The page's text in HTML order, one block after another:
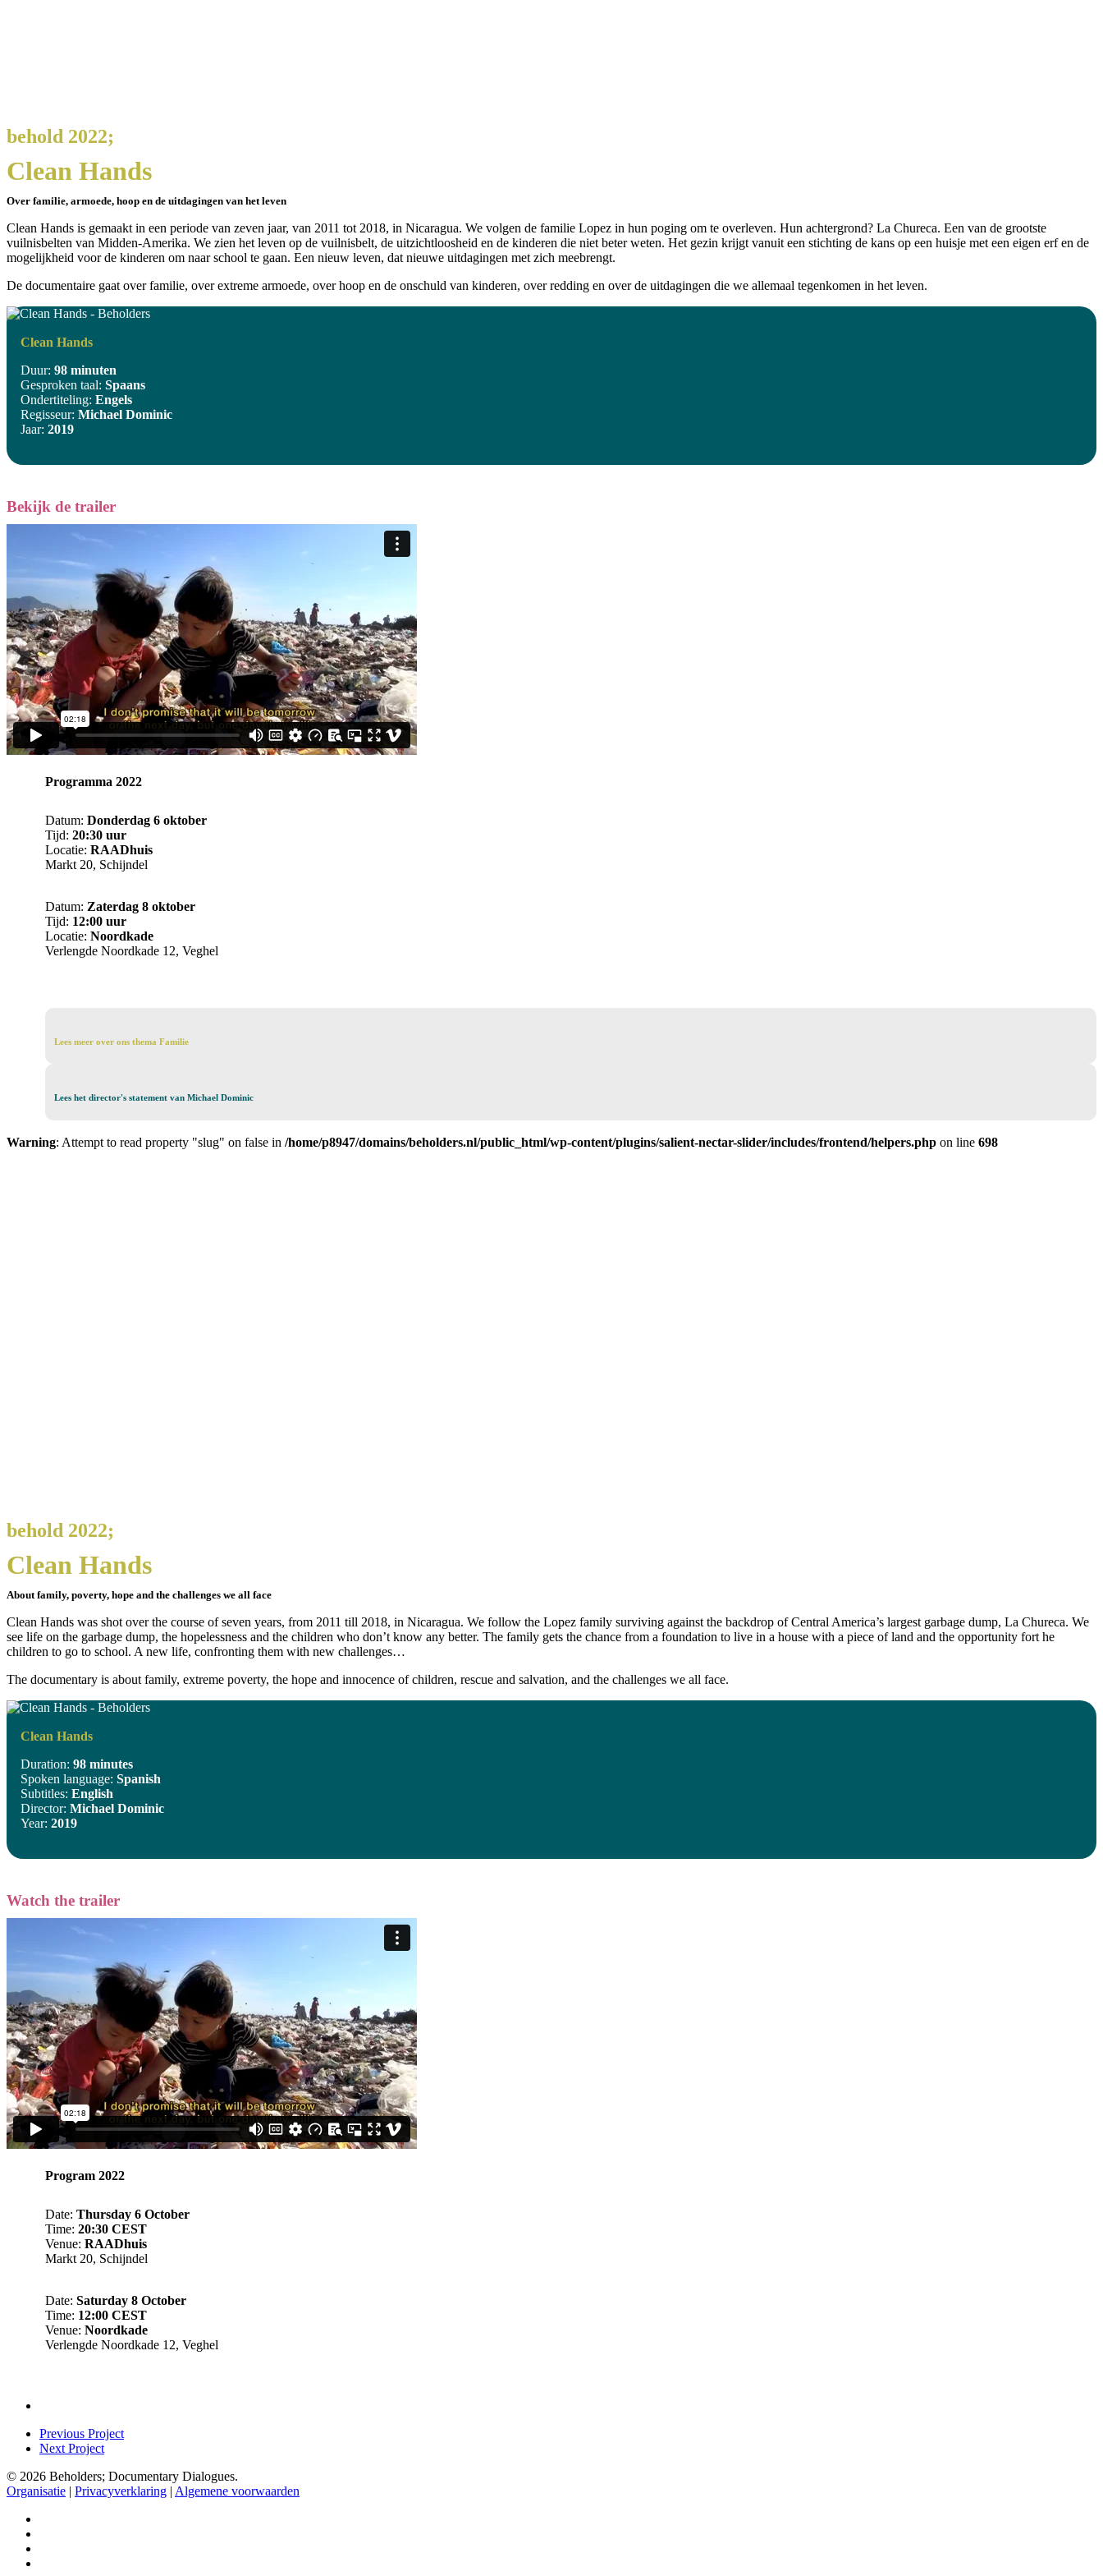
behold 2022;
Clean Hands
Over familie, armoede, hoop en de uitdagingen van het leven
Clean Hands is gemaakt in een periode van zeven jaar, van 2011 tot 2018, in Nicaragua. We volgen de familie Lopez in hun poging om te overleven. Hun achtergrond? La Chureca. Een van de grootste
vuilnisbelten van Midden-Amerika. We zien het leven op de vuilnisbelt, de uitzichtloosheid en de kinderen die niet beter weten. Het gezin krijgt vanuit een stichting de kans op een huisje met een eigen erf en de
mogelijkheid voor de kinderen om naar school te gaan. Een nieuw leven, dat nieuwe uitdagingen met zich meebrengt.
De documentaire gaat over familie, over extreme armoede, over hoop en de onschuld van kinderen, over redding en over de uitdagingen die we allemaal tegenkomen in het leven.
Clean Hands
Duur:98 minuten
Gesproken taal:Spaans
Ondertiteling:Engels
Regisseur:Michael Dominic
Jaar:2019
Bekijk de trailer
Programma 2022
Datum: Donderdag 6 oktober
Tijd: 20:30 uur
Locatie: RAADhuis
Markt 20, Schijndel
Datum: Zaterdag 8 oktober
Tijd: 12:00 uur
Locatie: Noordkade
Verlengde Noordkade 12, Veghel
Lees
thema
Lees meer over ons thema Familie
Lees
statement
Lees het director's statement van Michael Dominic
Warning: Attempt to read property "slug" on false in /home/p8947/domains/beholders.nl/public_html/wp-content/plugins/salient-nectar-slider/includes/frontend/helpers.php on line 698
behold 2022;
Clean Hands
About family, poverty, hope and the challenges we all face
Clean Hands was shot over the course of seven years, from 2011 till 2018, in Nicaragua. We follow the Lopez family surviving against the backdrop of Central America’s largest garbage dump, La Chureca. We
see life on the garbage dump, the hopelessness and the children who don’t know any better. The family gets the chance from a foundation to live in a house with a piece of land and the opportunity fort he
children to go to school. A new life, confronting them with new challenges…
The documentary is about family, extreme poverty, the hope and innocence of children, rescue and salvation, and the challenges we all face.
Clean Hands
Duration:98 minutes
Spoken language:Spanish
Subtitles:English
Director:Michael Dominic
Year:2019
Watch the trailer
Program 2022
Date: Thursday 6 October
Time: 20:30 CEST
Venue: RAADhuis
Markt 20, Schijndel
Date: Saturday 8 October
Time: 12:00 CEST
Venue: Noordkade
Verlengde Noordkade 12, Veghel
Previous Project
Next Project
© 2026 Beholders; Documentary Dialogues.
Organisatie | Privacyverklaring | Algemene voorwaarden